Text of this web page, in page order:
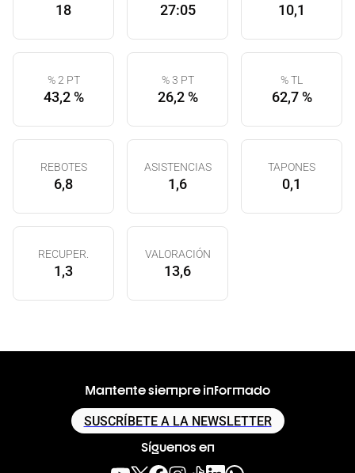
18 27:05 10,1
% 2 PT
43,2 %
% 3 PT
26,2 %
% TL
62,7 %
REBOTES
6,8
ASISTENCIAS
1,6
TAPONES
0,1
RECUPER.
1,3
VALORACIÓN
13,6
Mantente siempre informado
SUSCRÍBETE A LA NEWSLETTER
Síguenos en